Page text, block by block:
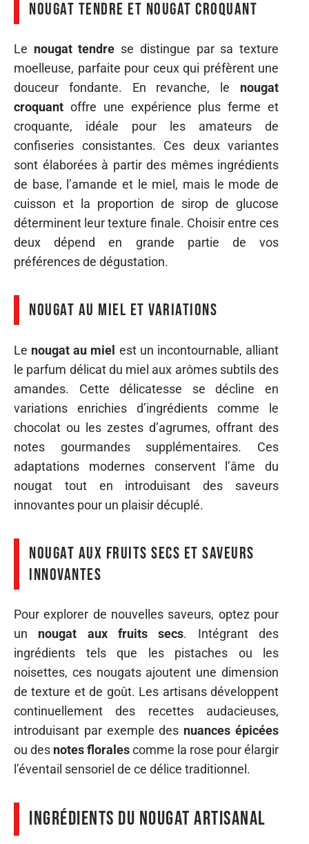
Nougat tendre et nougat croquant
Le nougat tendre se distingue par sa texture
moelleuse, parfaite pour ceux qui préfèrent une
douceur fondante. En revanche, le nougat
croquant offre une expérience plus ferme et
croquante, idéale pour les amateurs de
confiseries consistantes. Ces deux variantes
sont élaborées à partir des mêmes ingrédients
de base, l’amande et le miel, mais le mode de
cuisson et la proportion de sirop de glucose
déterminent leur texture finale. Choisir entre ces
deux dépend en grande partie de vos
préférences de dégustation.
Nougat au miel et variations
Le nougat au miel est un incontournable, alliant
le parfum délicat du miel aux arômes subtils des
amandes. Cette délicatesse se décline en
variations enrichies d’ingrédients comme le
chocolat ou les zestes d’agrumes, offrant des
notes gourmandes supplémentaires. Ces
adaptations modernes conservent l’âme du
nougat tout en introduisant des saveurs
innovantes pour un plaisir décuplé.
Nougat aux fruits secs et saveurs
innovantes
Pour explorer de nouvelles saveurs, optez pour
un nougat aux fruits secs. Intégrant des
ingrédients tels que les pistaches ou les
noisettes, ces nougats ajoutent une dimension
de texture et de goût. Les artisans développent
continuellement des recettes audacieuses,
introduisant par exemple des nuances épicées
ou des notes floralescomme la rose pour élargir
l’éventail sensoriel de ce délice traditionnel.
Ingrédients du nougat artisanal